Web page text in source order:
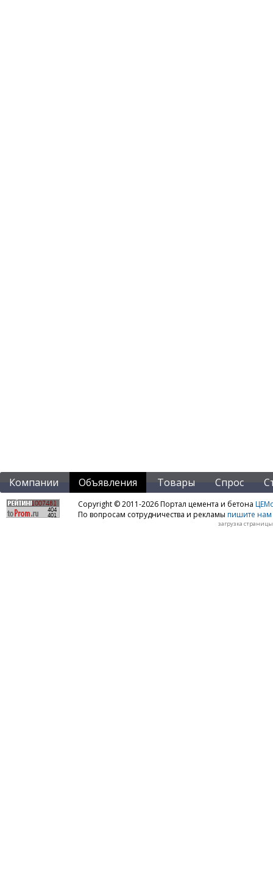
Компании Объявления Товары Спрос
Copyright © 2011-2026 Портал цемента и бетона
По вопросам сотрудничества и рекламы пишите нам
загрузка